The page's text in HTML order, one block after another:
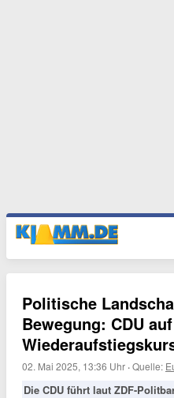
Politische
Bewegung: CDU auf
02. Mai 2025, 13:36 Uhr ·Quelle:
Die CDU führt laut ZDF-